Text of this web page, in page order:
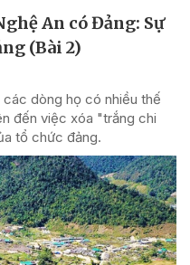
An có Đảng: Sự
(Bài 2)
dòng họ có nhiều thế
đến việc xóa "trắng chi
tổ chức đảng.